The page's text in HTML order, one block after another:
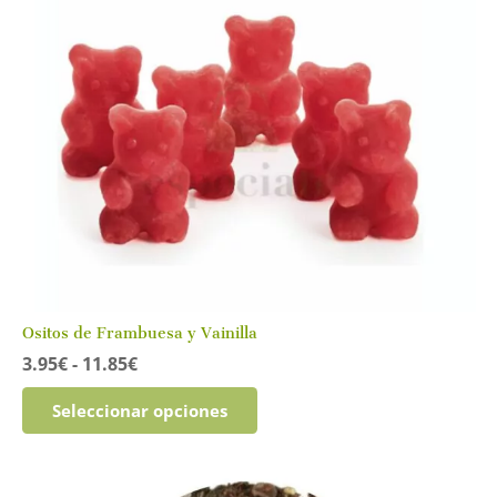
opciones
pueden
elegir
en
la
página
de
Ositos de Frambuesa y Vainilla
3.95€ - 11.85€Rango
de
precios:
desde
Seleccionar opciones
variantes.